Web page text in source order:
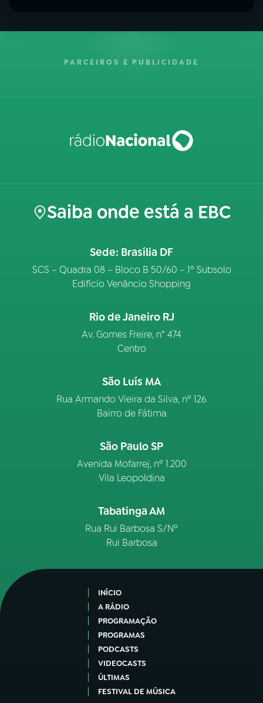
PARCEIROS E PUBLICIDADE
Saiba onde está a EBC
Sede: Brasília DF
SCS – Quadra 08 – Bloco B 50/60 – 1º Subsolo
Edifício Venâncio Shopping
Rio de Janeiro RJ
Av. Gomes Freire, n° 474
Centro
São Luís MA
Rua Armando Vieira da Silva, nº 126
Bairro de Fátima
São Paulo SP
Avenida Mofarrej, nº 1.200
Vila Leopoldina
Tabatinga AM
Rua Rui Barbosa S/Nº
Rui Barbosa
INÍCIO
A RÁDIO
PROGRAMAÇÃO
PROGRAMAS
PODCASTS
VIDEOCASTS
ÚLTIMAS
FESTIVAL DE MÚSICA